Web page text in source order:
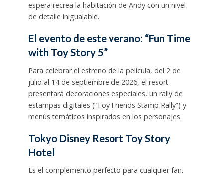
espera recrea la habitación de Andy con un nivel
de detalle inigualable.
El evento de este verano: “Fun Time
with Toy Story 5”
Para celebrar el estreno de la película, del 2 de
julio al 14 de septiembre de 2026, el resort
presentará decoraciones especiales, un rally de
estampas digitales (“Toy Friends Stamp Rally”) y
menús temáticos inspirados en los personajes.
Tokyo Disney Resort Toy Story
Hotel
Es el complemento perfecto para cualquier fan.